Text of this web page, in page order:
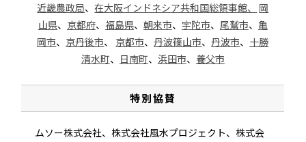
近畿農政局、在大阪インドネシア共和国総領事館、
岡
山県、 京都府、 福島県、 朝来市、 宇陀市、 尾鷲市、 亀
岡市、 京丹後市、 京都市、丹波篠山市、丹波市、 十勝
清水町、 日南町、 浜田市、 養父市
特別協賛
ムソー株式会社、株式会社風水プロジェクト、株式会